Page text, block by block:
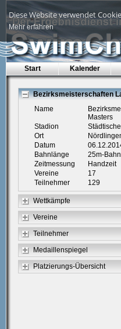
Diese Website verwendet
Mehr erfahren
Start Kalender
Bezirksmeisterschaften
Name
Masters
Stadion
Ort
Datum
Bahnlänge
25m-Bahn
Zeitmessung
Handzeit
Vereine
17
Teilnehmer
129
Wettkämpfe
Vereine
Teilnehmer
Medaillenspiegel
Platzierungs-Übersicht